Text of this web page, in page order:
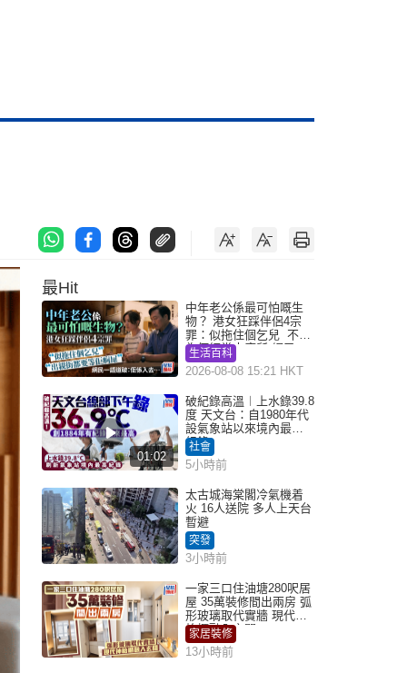
最Hit
中年老公係最可怕嘅生
物？ 港女狂踩伴侶4宗
罪：似拖住個乞兒 不解
為何經常去廁所 網民一
語道破
生活百科
2026-08-08 15:21 HKT
01:02
破紀錄高溫︱上水錄39.8
度 天文台：自1980年代
設氣象站以來境內最高
紀錄
社會
5小時前
太古城海棠閣冷氣機着
火 16人送院 多人上天台
暫避
突發
3小時前
一家三口住油塘280呎居
屋 35萬裝修間出兩房 弧
形玻璃取代實牆 現代神
枱櫃融入玄關
家居裝修
13小時前